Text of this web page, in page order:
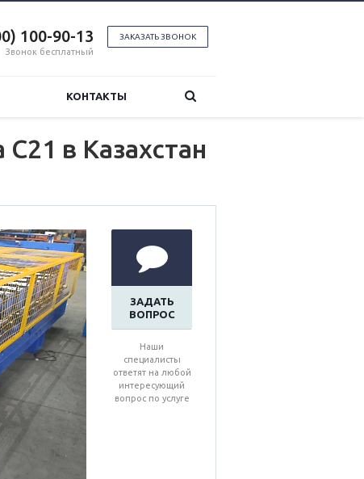
ЗАКАЗАТЬ ЗВОНОК
100-90-13
Звонок бесплатный
КОНТАКТЫ
в Казахстан
ЗАДАТЬ
ВОПРОС
Наши
специалисты
ответят на любой
интересующий
вопрос по услуге